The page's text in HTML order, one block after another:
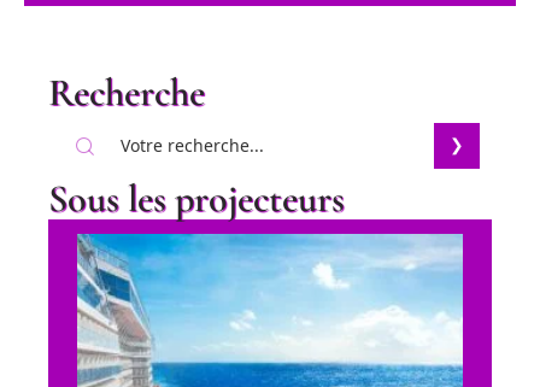
Recherche
Sous les projecteurs